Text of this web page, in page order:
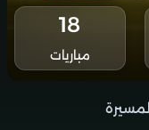
18
مباريات
المسيرة